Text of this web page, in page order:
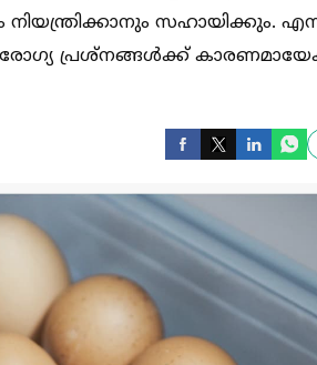
സഹായിക്കും.
പ്രശ്നങ്ങൾക്ക്